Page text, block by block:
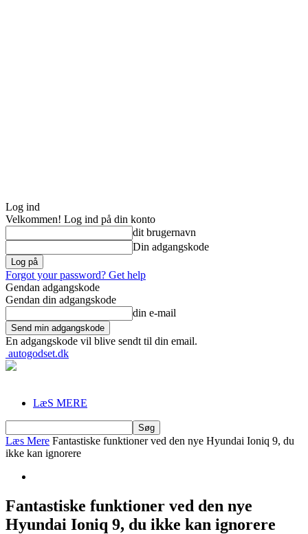
Log ind
Velkommen! Log ind på din konto
dit brugernavn
Din adgangskode
Forgot your password? Get help
Gendan adgangskode
Gendan din adgangskode
din e-mail
En adgangskode vil blive sendt til din email.
autogodset.dk
LæS MERE
Læs Mere Fantastiske funktioner ved den nye Hyundai Ioniq 9, du
ikke kan ignorere
Fantastiske funktioner ved den nye
Hyundai Ioniq 9, du ikke kan ignorere